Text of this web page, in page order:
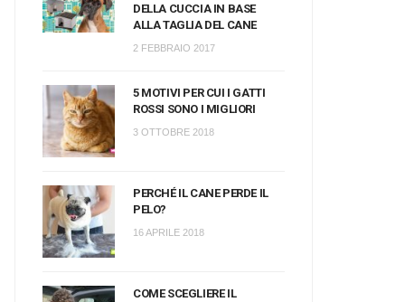
DELLA CUCCIA IN BASE
ALLA TAGLIA DEL CANE
2 FEBBRAIO 2017
5 MOTIVI PER CUI I GATTI
ROSSI SONO I MIGLIORI
3 OTTOBRE 2018
PERCHÉ IL CANE PERDE IL
PELO?
16 APRILE 2018
COME SCEGLIERE IL